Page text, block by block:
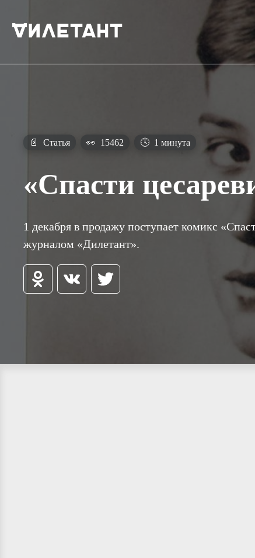
📄 Статья 👀 15462 🕓 1 минута
«Спасти
1 декабря в продажу поступает комикс
журналом «Дилетант».